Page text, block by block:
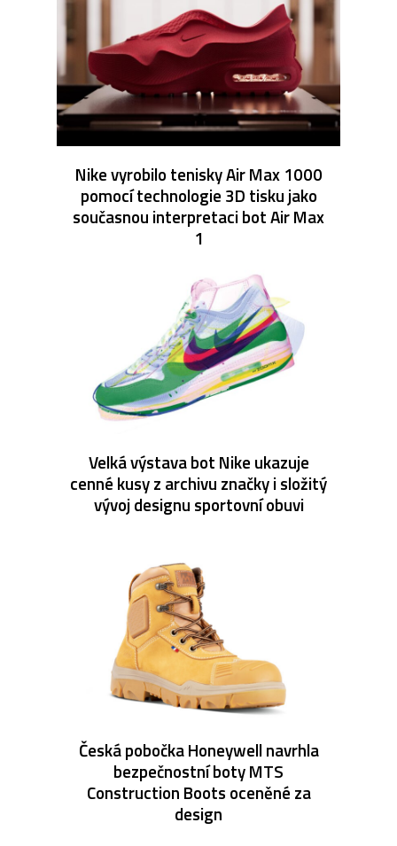
Nike vyrobilo tenisky Air Max 1000
pomocí technologie 3D tisku jako
současnou interpretaci bot Air Max
1
Velká výstava bot Nike ukazuje
cenné kusy z archivu značky i složitý
vývoj designu sportovní obuvi
Česká pobočka Honeywell navrhla
bezpečnostní boty MTS
Construction Boots oceněné za
design